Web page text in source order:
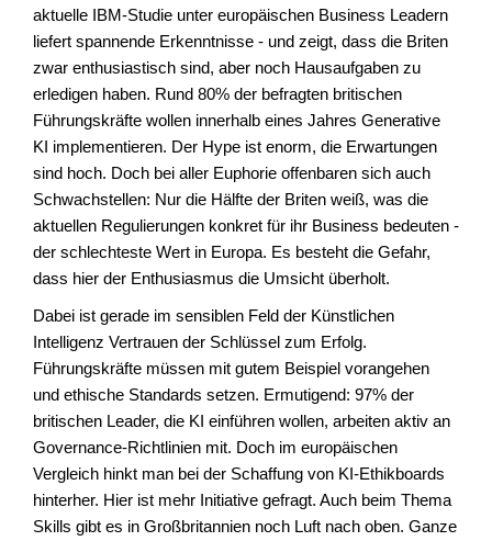
aktuelle IBM-Studie unter europäischen Business Leadern
liefert spannende Erkenntnisse - und zeigt, dass die Briten
zwar enthusiastisch sind, aber noch Hausaufgaben zu
erledigen haben. Rund 80% der befragten britischen
Führungskräfte wollen innerhalb eines Jahres Generative
KI implementieren. Der Hype ist enorm, die Erwartungen
sind hoch. Doch bei aller Euphorie offenbaren sich auch
Schwachstellen: Nur die Hälfte der Briten weiß, was die
aktuellen Regulierungen konkret für ihr Business bedeuten -
der schlechteste Wert in Europa. Es besteht die Gefahr,
dass hier der Enthusiasmus die Umsicht überholt.
Dabei ist gerade im sensiblen Feld der Künstlichen
Intelligenz Vertrauen der Schlüssel zum Erfolg.
Führungskräfte müssen mit gutem Beispiel vorangehen
und ethische Standards setzen. Ermutigend: 97% der
britischen Leader, die KI einführen wollen, arbeiten aktiv an
Governance-Richtlinien mit. Doch im europäischen
Vergleich hinkt man bei der Schaffung von KI-Ethikboards
hinterher. Hier ist mehr Initiative gefragt. Auch beim Thema
Skills gibt es in Großbritannien noch Luft nach oben. Ganze